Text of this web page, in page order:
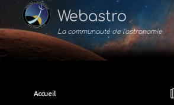
Webastro
La communauté de l'astronomie
Accueil